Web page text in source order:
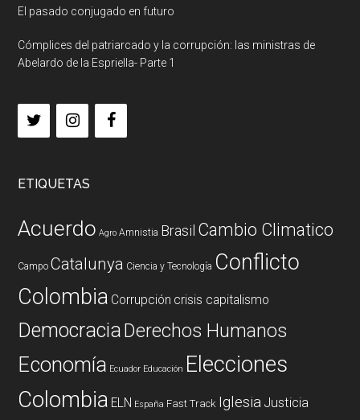
El pasado conjugado en futuro
Cómplices del patriarcado y la corrupción: las ministras de
Abelardo de la Espriella- Parte 1
ETIQUETAS
Acuerdo Agro Amnistia Brasil Cambio Climatico
Campo Catalunya Ciencia y Tecnología Conflicto
Colombia Corrupción crisis capitalismo
DemocraciaDerechos Humanos
Economía Ecuador Educación Elecciones
Colombia ELN España Fast Track Iglesia Justicia